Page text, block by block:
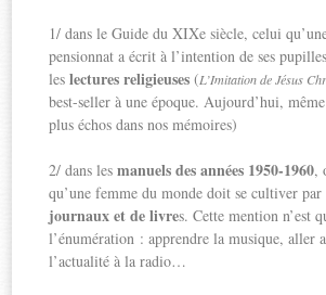
1/ dans le Guide du XIXe siècle, celui
pensionnat a écrit à l’intention de ses
leslectures religieuses (L’Imitation de Jésus
best-seller à une époque. Aujourd’hui,
plus échos dans nos mémoires)
2/ dans lesmanuels des années 1950-1960,
qu’une femme du monde doit se cultiver
journaux et de livres. Cette mention n’est
l’énumération : apprendre la musique, aller
l’actualité à la radio…